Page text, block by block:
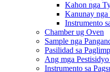
Kahon nga
Kanunay nga
Instrumento
Chamber ug Oven
Sample nga
Pasilidad sa
Ang mga
Instrumento sa